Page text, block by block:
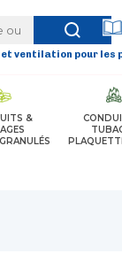
ventilation pour les
&